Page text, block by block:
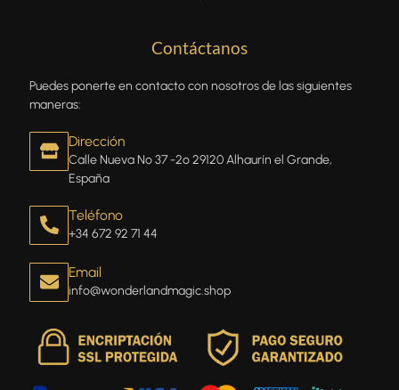
Contáctanos
Puedes ponerte en contacto con nosotros de las siguientes
maneras:
Dirección
Calle Nueva Nº 37 -2º 29120 Alhaurín el Grande,
España
Teléfono
+34 672 92 71 44
Email
info@wonderlandmagic.shop